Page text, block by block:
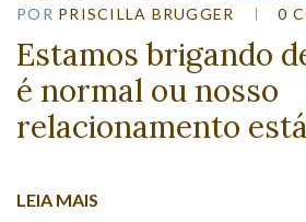
POR PRISCILLA BRUGGER 0
Estamos brigando
é normal ou nosso
relacionamento
LEIA MAIS